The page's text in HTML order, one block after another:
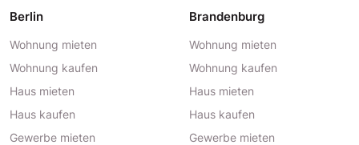
Berlin
Wohnung mieten
Wohnung kaufen
Haus mieten
Haus kaufen
Gewerbe mieten
Brandenburg
Wohnung mieten
Wohnung kaufen
Haus mieten
Haus kaufen
Gewerbe mieten